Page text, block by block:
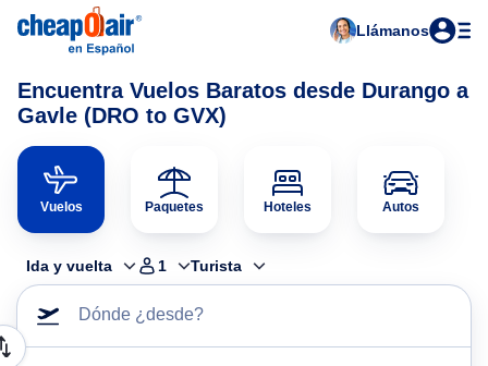
Llámanos
Encuentra Vuelos Baratos desde Durango a
Gavle (DRO to GVX)
Vuelos Paquetes Hoteles Autos
Ida y vuelta 1 Turista
Dónde ¿desde?